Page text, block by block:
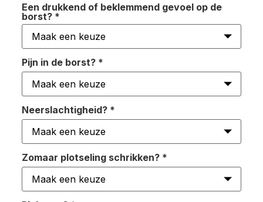
Een drukkend of beklemmend gevoel op de
borst? *
Pijn in de borst? *
Neerslachtigheid? *
Zomaar plotseling schrikken? *